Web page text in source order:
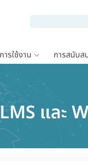
ารใช้งาน การสนับส
และ